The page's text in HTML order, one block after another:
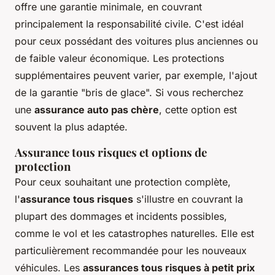
offre une garantie minimale, en couvrant
principalement la responsabilité civile. C'est idéal
pour ceux possédant des voitures plus anciennes ou
de faible valeur économique. Les protections
supplémentaires peuvent varier, par exemple, l'ajout
de la garantie "bris de glace". Si vous recherchez
une assurance auto pas chère, cette option est
souvent la plus adaptée.
Assurance tous risques et options de
protection
Pour ceux souhaitant une protection complète,
l'assurance tous risques s'illustre en couvrant la
plupart des dommages et incidents possibles,
comme le vol et les catastrophes naturelles. Elle est
particulièrement recommandée pour les nouveaux
véhicules. Les assurances tous risques à petit prix